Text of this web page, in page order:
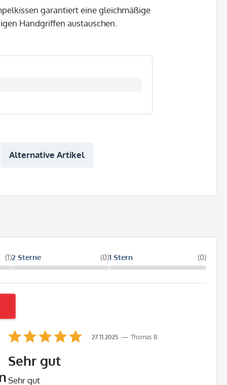
garantiert eine gleichmäßige
Handgriffen austauschen.
Alternative Artikel
(1)2 Sterne (0)1 Stern (0)
Thomas B.
27.11.2025
Sehr gut
Sehr gut